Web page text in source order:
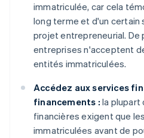
immatriculée, car cela
long terme et d'un certain
projet entrepreneurial. De
entreprises n'acceptent
entités immatriculées.
Accédez aux services
financements : la plupart
financières exigent que
immatriculées avant de